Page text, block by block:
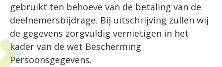
gebruikt ten behoeve van de betaling van de
deelnemersbijdrage. Bij uitschrijving zullen wij
de gegevens zorgvuldig vernietigen in het
kader van de wet Bescherming
Persoonsgegevens.